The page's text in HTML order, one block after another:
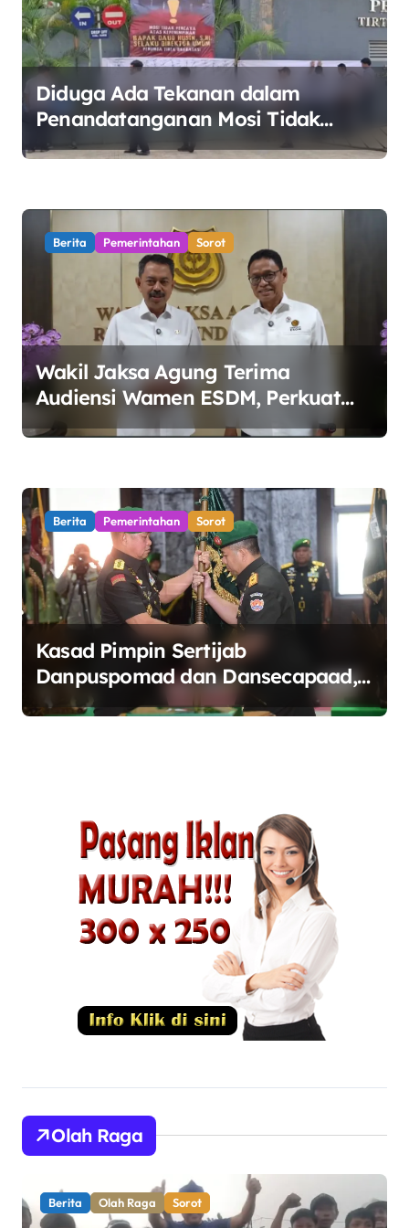
o
s
Diduga Ada Tekanan dalam
Penandatanganan Mosi Tidak
Percaya, Purnabakti Minta Polemik
Berita Pemerintahan Sorot
Wakil Jaksa Agung Terima
Audiensi Wamen ESDM, Perkuat
Sinergi Kawal Tata Kelola Sektor
Berita Pemerintahan Sorot
Kasad Pimpin Sertijab
Danpuspomad dan Dansecapaad,
Tegaskan Penguatan Organisasi
Olah Raga
Berita Olah Raga Pemerintahan Sorot